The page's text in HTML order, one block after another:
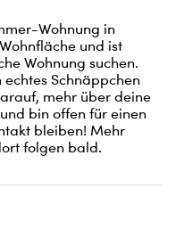
Wohnung in
und ist
Wohnung suchen.
Schnäppchen
mehr über deine
bin offen für einen
bleiben! Mehr
folgen bald.